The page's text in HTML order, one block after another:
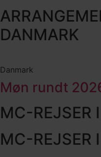
DANMARK
Danmark
Møn rundt
MC-REJSER
MC-REJSER